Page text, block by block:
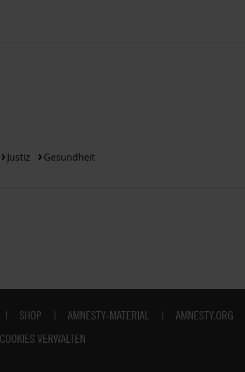
Justiz Gesundheit
SHOP AMNESTY-MATERIAL AMNESTY.ORG
COOKIES VERWALTEN